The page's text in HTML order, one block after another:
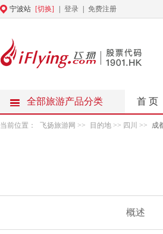
宁波站 [切换] 登录 免费注册
全部旅游产品分类 首 页
当前位置： 飞扬旅游网 >> 目的地 >> 四川 >> 成
概述